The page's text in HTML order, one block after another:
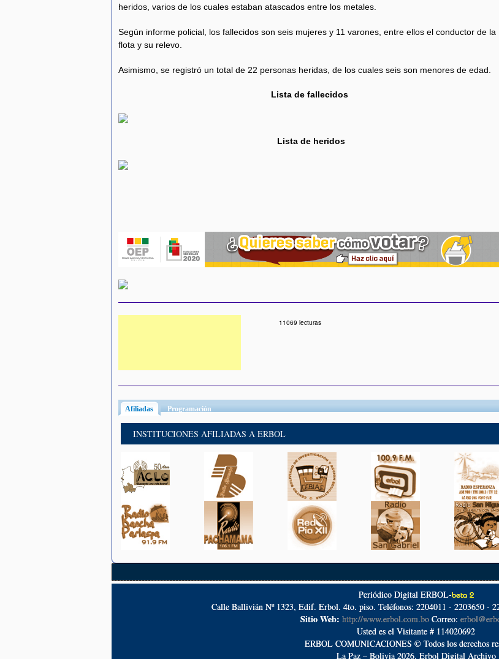
heridos, varios de los cuales estaban atascados entre los metales.
Según informe policial, los fallecidos son seis mujeres y 11 varones, entre ellos el conductor de la
flota y su relevo.
Asimismo, se registró un total de 22 personas heridas, de los cuales seis son menores de edad.
Lista de fallecidos
Lista de heridos
11069 lecturas
Afiliadas (solapa activa)
Programación
INSTITUCIONES AFILIADAS A ERBOL
Periódico Digital ERBOL-beta 2
Calle Ballivián Nº 1323, Edif. Erbol. 4to. piso. Teléfonos: 2204011 - 2203650 -
Sitio Web: http://www.erbol.com.boCorreo:
Usted es el Visitante # 114020692
ERBOL COMUNICACIONES © Todos los derechos
La Paz – Bolivia 2026. Erbol Digital Archivo